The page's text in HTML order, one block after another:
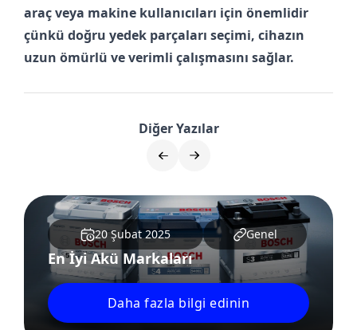
araç veya makine kullanıcıları için önemlidir
çünkü doğru yedek parçaları seçimi, cihazın
uzun ömürlü ve verimli çalışmasını sağlar.
Diğer Yazılar
20 Şubat 2025 Genel
En İyi Akü Markaları
Daha fazla bilgi edinin